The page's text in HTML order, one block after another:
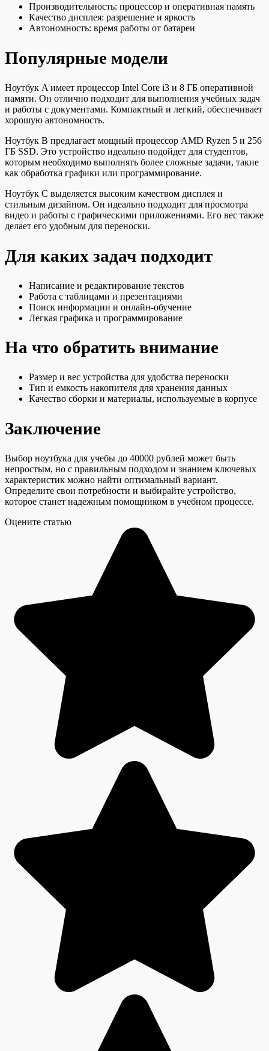
Производительность: процессор и оперативная память
Качество дисплея: разрешение и яркость
Автономность: время работы от батареи
Популярные модели
Ноутбук A имеет процессор Intel Core i3 и 8 ГБ оперативной
памяти. Он отлично подходит для выполнения учебных задач
и работы с документами. Компактный и легкий, обеспечивает
хорошую автономность.
Ноутбук B предлагает мощный процессор AMD Ryzen 5 и 256
ГБ SSD. Это устройство идеально подойдет для студентов,
которым необходимо выполнять более сложные задачи, такие
как обработка графики или программирование.
Ноутбук C выделяется высоким качеством дисплея и
стильным дизайном. Он идеально подходит для просмотра
видео и работы с графическими приложениями. Его вес также
делает его удобным для переноски.
Для каких задач подходит
Написание и редактирование текстов
Работа с таблицами и презентациями
Поиск информации и онлайн-обучение
Легкая графика и программирование
На что обратить внимание
Размер и вес устройства для удобства переноски
Тип и емкость накопителя для хранения данных
Качество сборки и материалы, используемые в корпусе
Заключение
Выбор ноутбука для учебы до 40000 рублей может быть
непростым, но с правильным подходом и знанием ключевых
характеристик можно найти оптимальный вариант.
Определите свои потребности и выбирайте устройство,
которое станет надежным помощником в учебном процессе.
Оцените статью